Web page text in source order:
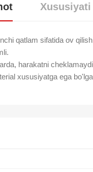
Xususiyati
qatlam sifatida ov
harakatni
xususiyatga ega